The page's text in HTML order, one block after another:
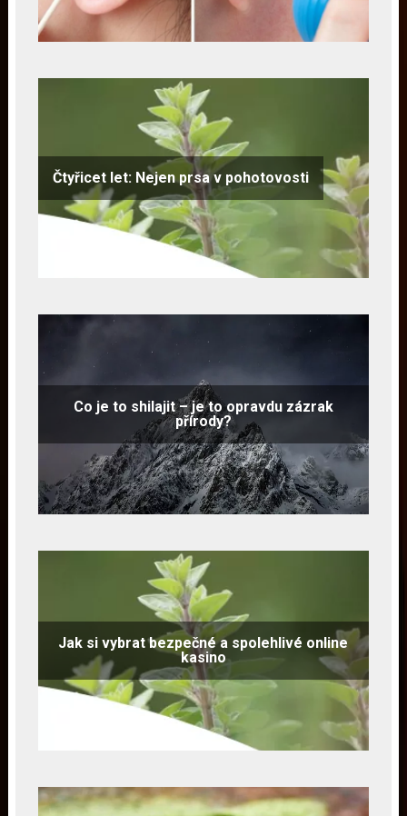
Čtyřicet let: Nejen prsa v pohotovosti
Co je to shilajit – je to opravdu zázrak
přírody?
Jak si vybrat bezpečné a spolehlivé online
kasino